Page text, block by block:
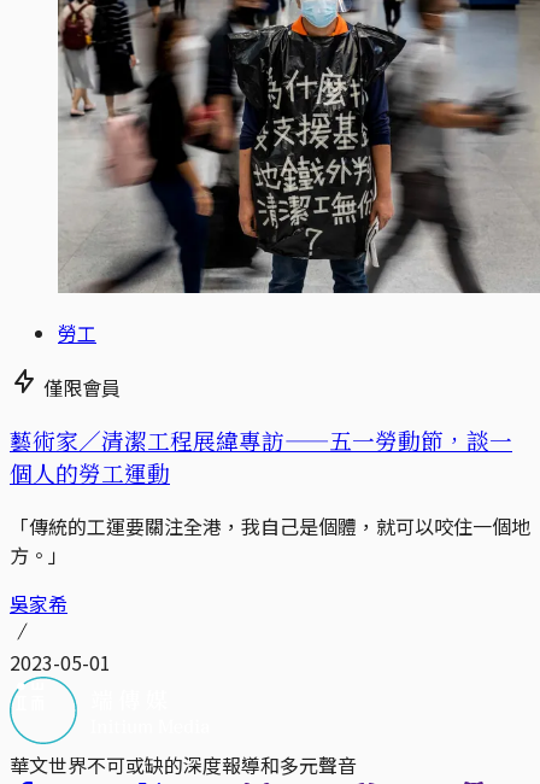
勞工
僅限會員
藝術家／清潔工程展緯專訪——五一勞動節，談一
個人的勞工運動
「傳統的工運要關注全港，我自己是個體，就可以咬住一個地
方。」
吳家希
2023-05-01
華文世界不可或缺的深度報導和多元聲音